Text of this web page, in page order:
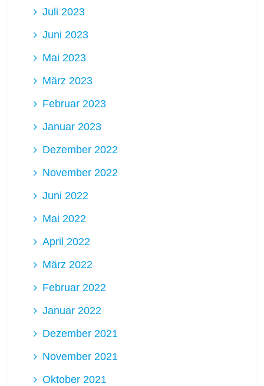
Juli 2023
Juni 2023
Mai 2023
März 2023
Februar 2023
Januar 2023
Dezember 2022
November 2022
Juni 2022
Mai 2022
April 2022
März 2022
Februar 2022
Januar 2022
Dezember 2021
November 2021
Oktober 2021